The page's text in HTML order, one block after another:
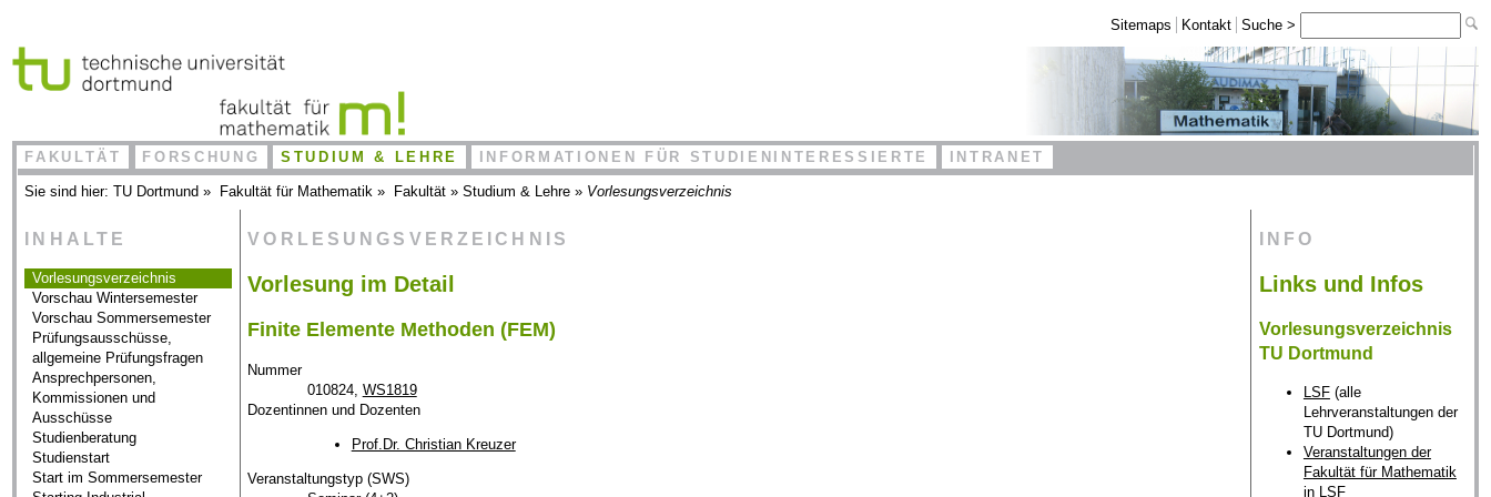
Sitemaps Kontakt Suche >
FAKULTÄT FORSCHUNG STUDIUM & LEHRE INFORMATIONEN FÜR STUDIENINTERESSIERTE INTRANET
Sie sind hier:TU Dortmund » Fakultät für Mathematik » Fakultät »Studium & Lehre » Vorlesungsverzeichnis
INHALTE
Vorlesungsverzeichnis
Vorschau Wintersemester
Vorschau Sommersemester
Prüfungsausschüsse,
allgemeine Prüfungsfragen
Ansprechpersonen,
Kommissionen und
Ausschüsse
Studienberatung
Studienstart
Start im Sommersemester
VORLESUNGSVERZEICHNIS
Vorlesung im Detail
Finite Elemente Methoden (FEM)
Nummer
010824, WS1819
Dozentinnen und Dozenten
Prof.Dr. Christian Kreuzer
Veranstaltungstyp (SWS)
INFO
Links und Infos
Vorlesungsverzeichnis
TU Dortmund
LSF(alle
Lehrveranstaltungen der
TU Dortmund)
Veranstaltungen der
Fakultät für Mathematik
in LSF